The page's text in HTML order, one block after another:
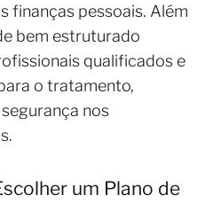
finanças pessoais. Além
bem estruturado
qualificados e
o tratamento,
nos
um Plano de